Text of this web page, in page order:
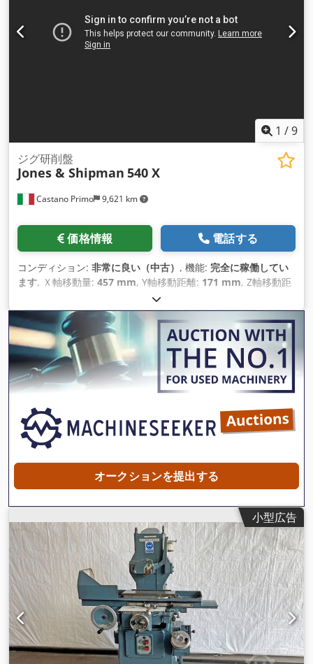
1 /9
Castano Primo 9,621 km
ジグ研削盤
Jones & Shipman 540 X
価格情報 電話する
コンディション: 非常に良い（中古） , 機能: 完全に稼働してい
ます, Ｘ軸移動量: 457 mm, Y軸移動距離: 171 mm, Z軸移動距
, 主軸回転速度（最大）:
ーキング, ドキュメント / マニュアル,
オークションを提出する
小型広告